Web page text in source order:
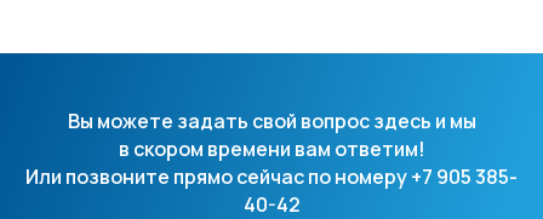
Вы можете задать свой вопрос здесь и мы
в скором времени вам ответим!
Или позвоните прямо сейчас по номеру +7 905 385-
40-42